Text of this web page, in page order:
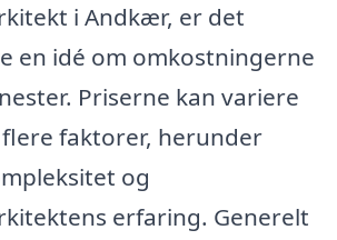
i Andkær, er det
en idé om omkostningerne
Priserne kan variere
faktorer, herunder
og
erfaring. Generelt